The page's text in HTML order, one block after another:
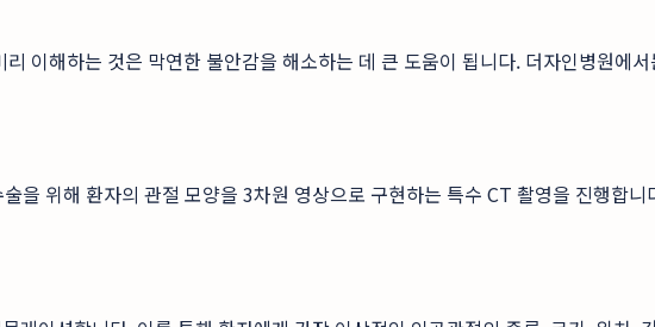
이해하는 것은 막연한 불안감을 해소하는 데 큰 도움이 됩니다. 더자인병원에
을 위해 환자의 관절 모양을 3차원 영상으로 구현하는 특수 CT 촬영을 진행합